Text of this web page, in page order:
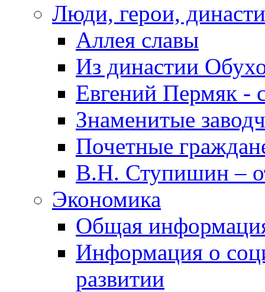
Люди, герои,
Аллея славы
Из династии
Евгений Пермяк -
Знаменитые
Почетные
В.Н. Ступишин –
Экономика
Общая
Информация о
развитии